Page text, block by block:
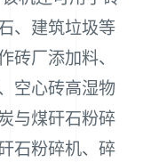
、建筑垃圾等
砖厂添加料、
空心砖高湿物
与煤矸石粉碎
石粉碎机、碎